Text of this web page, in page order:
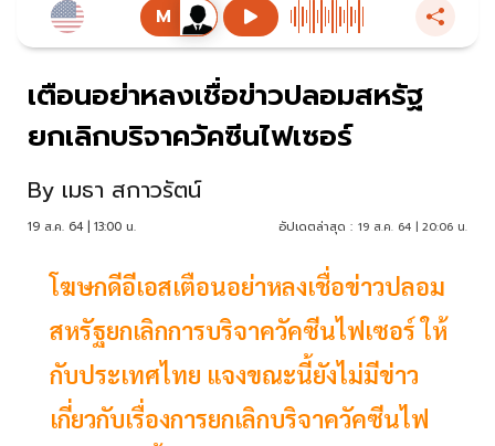
เตือนอย่าหลงเชื่อข่าวปลอมสหรัฐ
ยกเลิกบริจาควัคซีนไฟเซอร์
By เมธา สกาวรัตน์
19 ส.ค. 64 | 13:00 น. อัปเดตล่าสุด : 19 ส.ค. 64 | 20:06 น.
โฆษกดีอีเอสเตือนอย่าหลงเชื่อข่าวปลอม
สหรัฐยกเลิกการบริจาควัคซีนไฟเซอร์ ให้
กับประเทศไทย แจงขณะนี้ยังไม่มีข่าว
เกี่ยวกับเรื่องการยกเลิกบริจาควัคซีนไฟ